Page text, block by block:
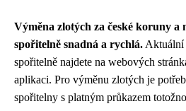
Výměna zlotých za české koruny a
spořitelně snadná a rychlá. Aktuální
spořitelně najdete na webových
aplikaci. Pro výměnu zlotých je
spořitelny s platným průkazem